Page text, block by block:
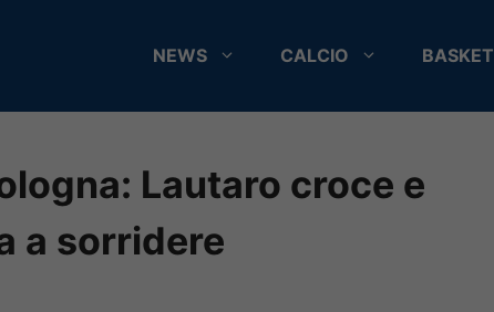
NEWS CALCIO BASKET
Lautaro croce e
a sorridere